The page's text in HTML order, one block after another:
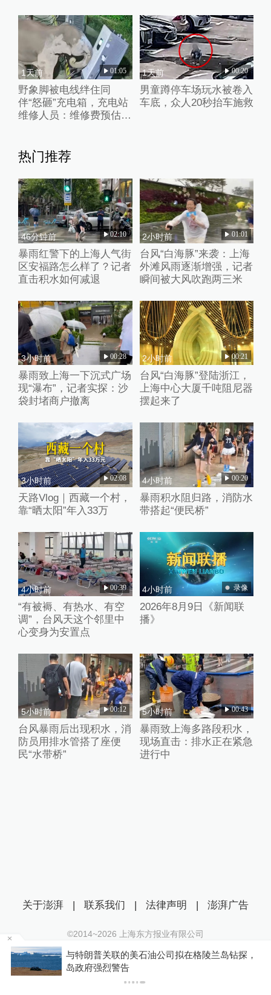
1天前 01:05
野象脚被电线绊住同
伴“怒砸”充电箱，充电站
维修人员：维修费预估2
1天前 00:20
男童蹲停车场玩水被卷入
车底，众人20秒抬车施救
热门推荐
46分钟前 02:10
暴雨红警下的上海人气街
区安福路怎么样了？记者
直击积水如何减退
2小时前 01:01
台风“白海豚”来袭：上海
外滩风雨逐渐增强，记者
瞬间被大风吹跑两三米
3小时前 00:28
暴雨致上海一下沉式广场
现“瀑布”，记者实探：沙
袋封堵商户撤离
2小时前 00:21
台风“白海豚”登陆浙江，
上海中心大厦千吨阻尼器
摆起来了
3小时前 02:08
天路Vlog｜西藏一个村，
靠“晒太阳”年入33万
4小时前 00:20
暴雨积水阻归路，消防水
带搭起“便民桥”
4小时前 00:39
“有被褥、有热水、有空
调”，台风天这个邻里中
心变身为安置点
4小时前 录像
2026年8月9日《新闻联
播》
5小时前 00:12
台风暴雨后出现积水，消
防员用排水管搭了座便
民“水带桥”
5小时前 00:43
暴雨致上海多路段积水，
现场直击：排水正在紧急
进行中
与特朗普关联的美石油公司拟在格陵兰岛钻探，
岛政府强烈警告
关于澎湃 | 联系我们 | 法律声明 | 澎湃广告
©2014~2026 上海东方报业有限公司
沪ICP证：沪B2-20170116 | 沪ICP备14003370号
互联网新闻信息服务许可证：31120170006
沪公网安备 31010602000299号